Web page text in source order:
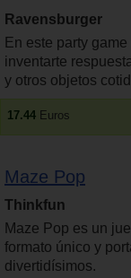
Ravensburger
En este party
inventarte
y otros objetos
17.44 Euros
Maze Pop
Thinkfun
Maze Pop es un
formato único y
divertidísimos.